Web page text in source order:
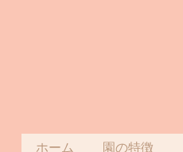
ホーム 園の特徴